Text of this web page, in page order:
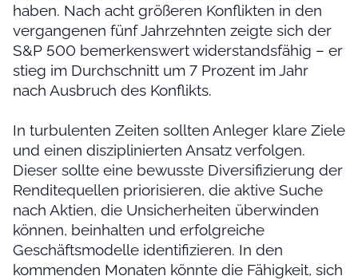
haben. Nach acht größeren Konflikten in den
vergangenen fünf Jahrzehnten zeigte sich der
S&P 500 bemerkenswert widerstandsfähig – er
stieg im Durchschnitt um 7 Prozent im Jahr
nach Ausbruch des Konflikts.
In turbulenten Zeiten sollten Anleger klare Ziele
und einen disziplinierten Ansatz verfolgen.
Dieser sollte eine bewusste Diversifizierung der
Renditequellen priorisieren, die aktive Suche
nach Aktien, die Unsicherheiten überwinden
können, beinhalten und erfolgreiche
Geschäftsmodelle identifizieren. In den
kommenden Monaten könnte die Fähigkeit, sich